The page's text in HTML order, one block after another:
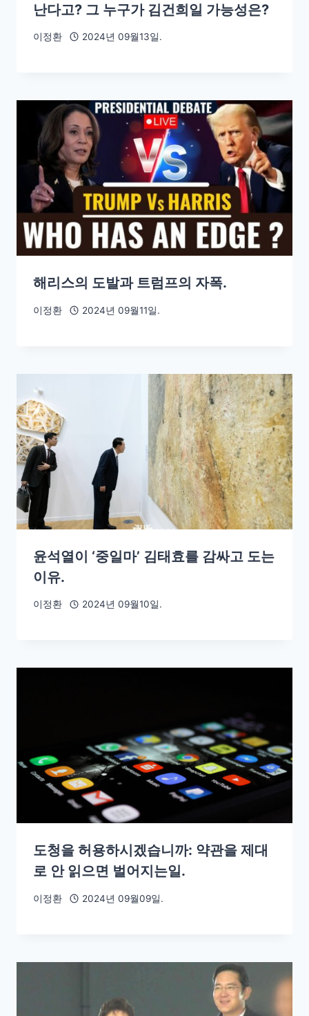
난다고? 그 누구가 김건희일 가능성은?
이정환 2024년 09월13일.
해리스의 도발과 트럼프의 자폭.
이정환 2024년 09월11일.
윤석열이 ‘중일마’ 김태효를 감싸고 도는
이유.
이정환 2024년 09월10일.
도청을 허용하시겠습니까: 약관을 제대
로 안 읽으면 벌어지는일.
이정환 2024년 09월09일.